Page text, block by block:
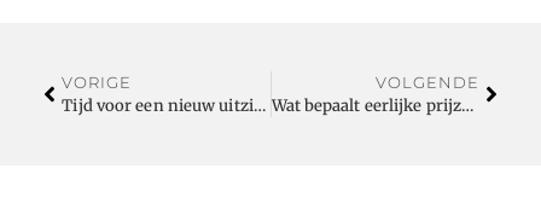
VORIGE
Tijd voor een nieuw uitzicht? Kies voor nieuwe ramen en deuren!
VOLGENDE
Wat bepaalt eerlijke prijzen voor tentenverhuur?